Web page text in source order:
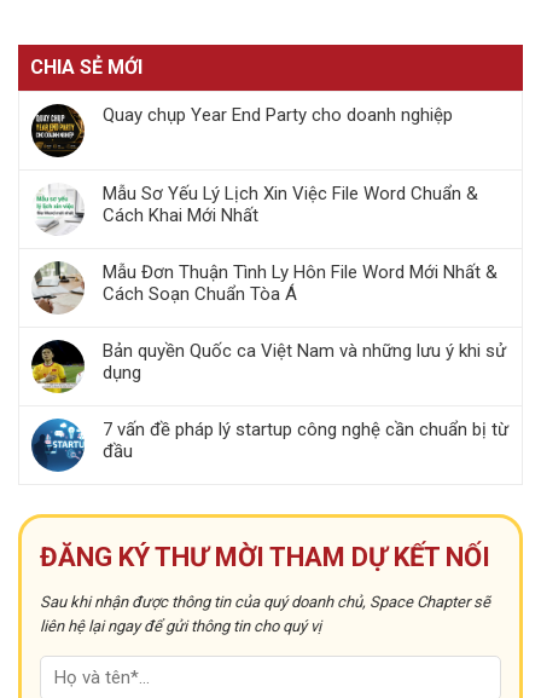
CHIA SẺ MỚI
Quay chụp Year End Party cho doanh nghiệp
Mẫu Sơ Yếu Lý Lịch Xin Việc File Word Chuẩn &
Cách Khai Mới Nhất
Mẫu Đơn Thuận Tình Ly Hôn File Word Mới Nhất &
Cách Soạn Chuẩn Tòa Á
Bản quyền Quốc ca Việt Nam và những lưu ý khi sử
dụng
7 vấn đề pháp lý startup công nghệ cần chuẩn bị từ
đầu
ĐĂNG KÝ THƯ MỜI THAM DỰ KẾT NỐI
Sau khi nhận được thông tin của quý doanh chủ, Space Chapter sẽ
liên hệ lại ngay để gửi thông tin cho quý vị